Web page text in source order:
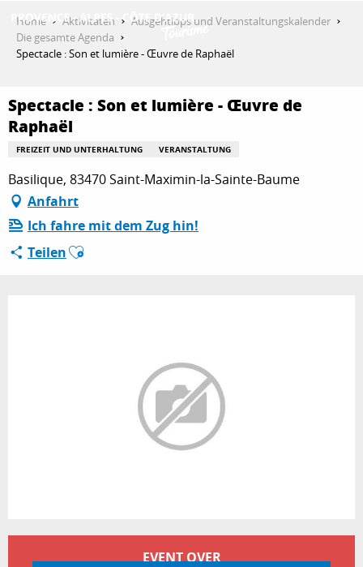
contenu
AKTIVITÄTEN
AUFENTHALT
ESPACE PRO
Home Aktivitäten
Ausgehtipps und Veranstaltungskalender
Die gesamte Agenda
Spectacle : Son et lumière - Œuvre de Raphaël
Spectacle : Son et lumière - Œuvre de
Raphaël
FREIZEIT UND UNTERHALTUNG VERANSTALTUNG
Basilique, 83470 Saint-Maximin-la-Sainte-Baume
Anfahrt
Ich fahre mit dem Zug hin!
TeilenAjouter aux favoris
EVENT OVER